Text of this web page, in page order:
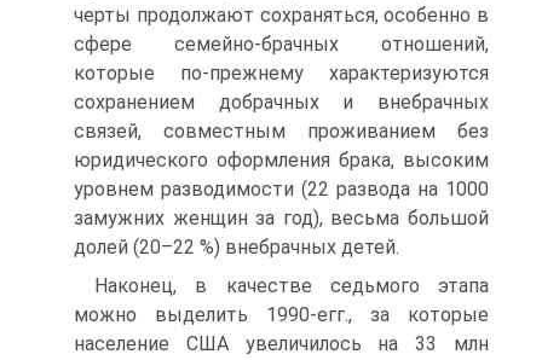
черты продолжают сохраняться, особенно в
сфере семейно-брачных отношений,
которые по-прежнему характеризуются
сохранением добрачных и внебрачных
связей, совместным проживанием без
юридического оформления брака, высоким
уровнем разводимости (22 развода на 1000
замужних женщин за год), весьма большой
долей (20–22 %) внебрачных детей.
Наконец, в качестве седьмого этапа
можно выделить 1990-егг., за которые
население США увеличилось на 33 млн